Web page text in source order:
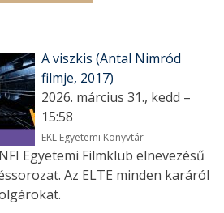
A viszkis (Antal Nimród
filmje, 2017)
2026. március 31., kedd –
15:58
EKL Egyetemi Könyvtár
Egyetemi Filmklub elnevezésű
Az ELTE minden karáról